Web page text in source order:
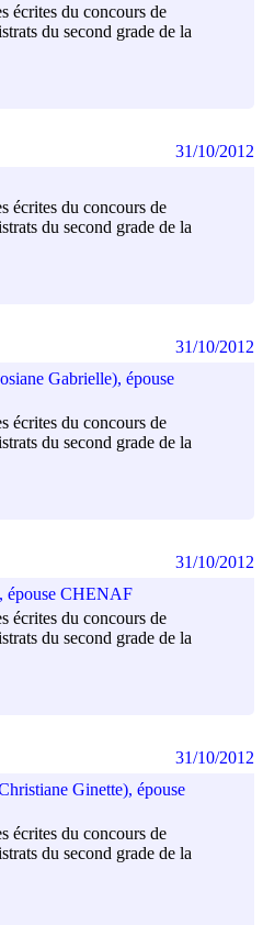
écrites du concours de
du second grade de la
écrites du concours de
du second grade de la
31/10/2012
Gabrielle), épouse
écrites du concours de
du second grade de la
31/10/2012
CHENAF
écrites du concours de
du second grade de la
31/10/2012
Ginette), épouse
écrites du concours de
du second grade de la
31/10/2012